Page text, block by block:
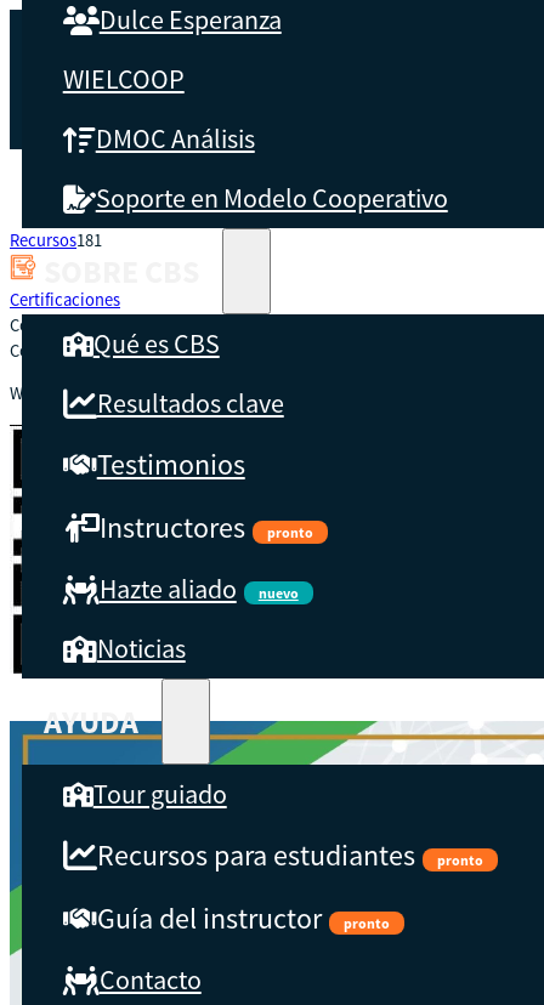
Dulce Esperanza
WIELCOOP
DMOC Análisis
Soporte en Modelo Cooperativo
Qué es CBS
Resultados clave
Testimonios
Instructores
pronto
Hazte aliado nuevo
Noticias
AYUDA
Tour guiado
Recursos para estudiantes pronto
Guía del instructor pronto
Contacto
Inicio
Recursos181
Certificaciones
Código: 181
Concedido a:
Williams José López Rojas